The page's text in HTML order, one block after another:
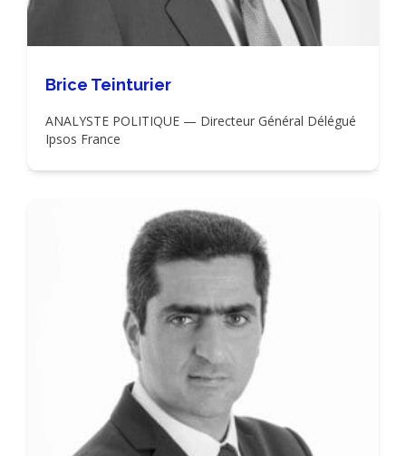
Brice Teinturier
ANALYSTE POLITIQUE — Directeur Général Délégué
Ipsos France